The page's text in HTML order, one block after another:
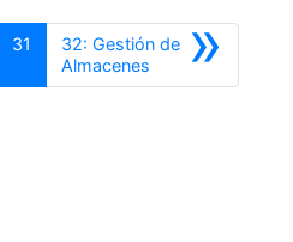
31 »
32: Gestión de
AlmacenesSiguiente